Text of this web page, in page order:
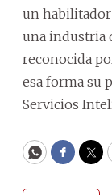
un habilitador
una industria
reconocida
esa forma su
Servicios
WhatsApp